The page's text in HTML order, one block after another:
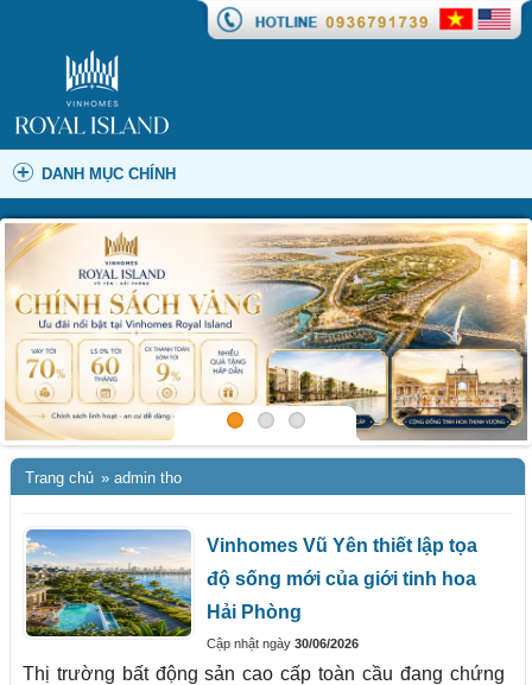
DANH MỤC CHÍNH
Trang chủ » admin tho
Vinhomes Vũ Yên thiết lập tọa
độ sống mới của giới tinh hoa
Hải Phòng
Cập nhật ngày 30/06/2026
Thị trường bất động sản cao cấp toàn cầu đang chứng